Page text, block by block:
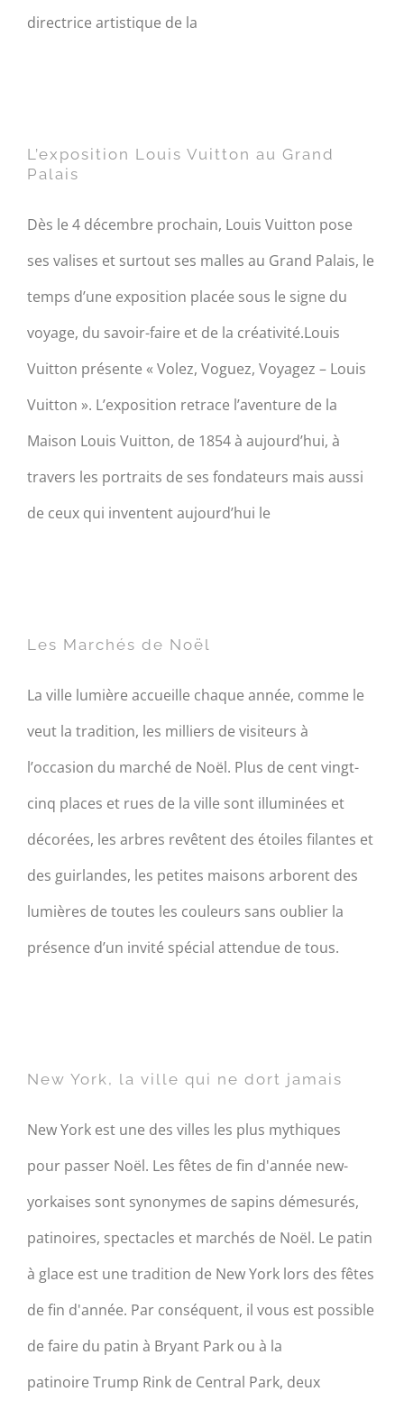
directrice artistique de la
L’exposition Louis Vuitton au Grand
Palais
Dès le 4 décembre prochain, Louis Vuitton pose
ses valises et surtout ses malles au Grand Palais, le
temps d’une exposition placée sous le signe du
voyage, du savoir-faire et de la créativité.Louis
Vuitton présente « Volez, Voguez, Voyagez – Louis
Vuitton ». L’exposition retrace l’aventure de la
Maison Louis Vuitton, de 1854 à aujourd’hui, à
travers les portraits de ses fondateurs mais aussi
de ceux qui inventent aujourd’hui le
Les Marchés de Noël
La ville lumière accueille chaque année, comme le
veut la tradition, les milliers de visiteurs à
l’occasion du marché de Noël. Plus de cent vingt-
cinq places et rues de la ville sont illuminées et
décorées, les arbres revêtent des étoiles filantes et
des guirlandes, les petites maisons arborent des
lumières de toutes les couleurs sans oublier la
présence d’un invité spécial attendue de tous.
New York, la ville qui ne dort jamais
New York est une des villes les plus mythiques
pour passer Noël. Les fêtes de fin d'année new-
yorkaises sont synonymes de sapins démesurés,
patinoires, spectacles et marchés de Noël. Le patin
à glace est une tradition de New York lors des fêtes
de fin d'année. Par conséquent, il vous est possible
de faire du patin à Bryant Park ou à la
patinoire Trump Rink de Central Park, deux